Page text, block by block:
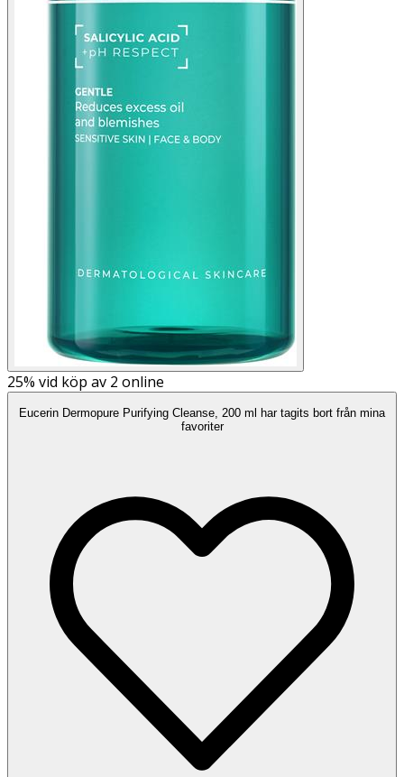
25% vid köp av 2 online
Eucerin Dermopure Purifying Cleanse, 200 ml har tagits bort från mina
favoriter